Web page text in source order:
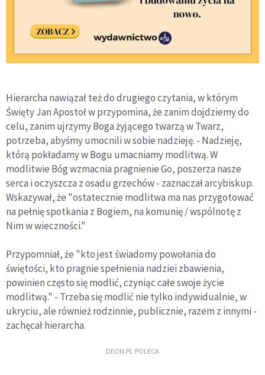
Hierarcha nawiązał też do drugiego czytania, w którym
Święty Jan Apostoł w przypomina, że zanim dojdziemy do
celu, zanim ujrzymy Boga żyjącego twarzą w Twarz,
potrzeba, abyśmy umocnili w sobie nadzieję. - Nadzieję,
którą pokładamy w Bogu umacniamy modlitwą. W
modlitwie Bóg wzmacnia pragnienie Go, poszerza nasze
serca i oczyszcza z osadu grzechów - zaznaczał arcybiskup.
Wskazywał, że "ostatecznie modlitwa ma nas przygotować
na pełnię spotkania z Bogiem, na komunię / wspólnotę z
Nim w wieczności."
Przypomniał, że "kto jest świadomy powołania do
świętości, kto pragnie spełnienia nadziei zbawienia,
powinien często się modlić, czyniąc całe swoje życie
modlitwą." - Trzeba się modlić nie tylko indywidualnie, w
ukryciu, ale również rodzinnie, publicznie, razem z innymi -
zachęcał hierarcha.
DEON.PL POLECA